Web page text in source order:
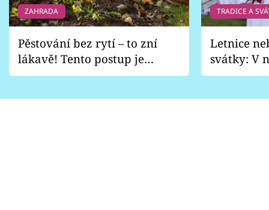
ZAHRADA
Pěstování bez rytí – to zní
lákavě! Tento postup je
vhodný jen pro některé
TRADICE A
Letnice
svátky: V
pondělí